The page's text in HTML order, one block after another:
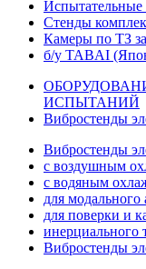
Стенды
Камеры по ТЗ
б/у TABAI
ИСПЫТАНИЙ
Вибростенды
Вибростенды
с воздушным
с водяным
для модального
для поверки и
инерциального
Вибростенды